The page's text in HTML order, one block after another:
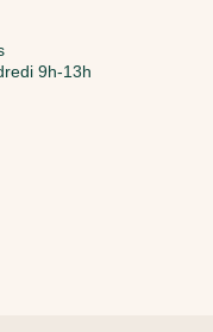
9h-13h